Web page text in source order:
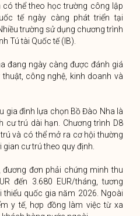
thể theo học trường công lập
tế ngày càng phát triển tại
trường sử dụng chương trình
Tú tài Quốc tế (IB).
đang ngày càng được đánh giá
công nghệ, kinh doanh và
gia đình lựa chọn Bồ Đào Nha là
cư trú dài hạn. Chương trình D8
và có thể mở ra cơ hội thường
cư trú theo quy định.
đơn phải chứng minh thu
đến 3.680 EUR/tháng, tương
quốc gia năm 2026. Ngoài
y tế, hợp đồng làm việc từ xa